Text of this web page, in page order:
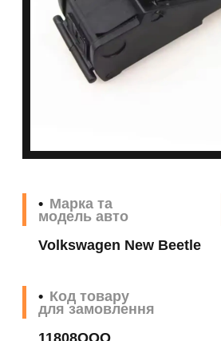
Марка та
модель авто
Volkswagen New Beetle
Код товару
для замовлення
11808QQQ